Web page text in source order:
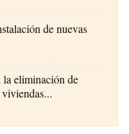
de nuevas
la eliminación de